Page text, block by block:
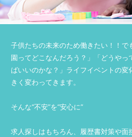
子供たちの未来のため働きたい！！で
園ってどこなんだろう？」「どうやっ
ばいいのかな？」ライフイベントの変
きく変わってきます。
そんな“不安”を“安心に”
求人探しはもちろん、履歴書対策や面